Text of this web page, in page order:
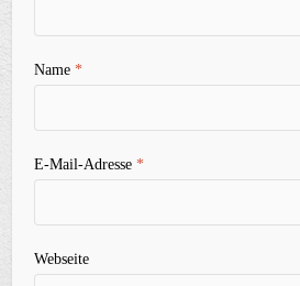
Name*
E-Mail-Adresse*
Webseite